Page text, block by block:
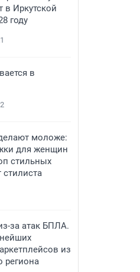
в Иркутской
году
в
моложе:
для женщин
стильных
стилиста
за атак БПЛА.
из
региона